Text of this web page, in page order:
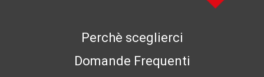
Perchè sceglierci
Domande Frequenti